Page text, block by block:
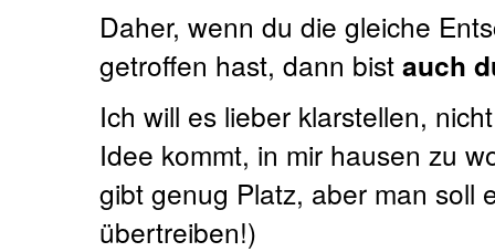
Daher, wenn du die gleiche
getroffen hast, dann bist auch
Ich will es lieber klarstellen,
Idee kommt, in mir hausen zu
gibt genug Platz, aber man soll
übertreiben!)